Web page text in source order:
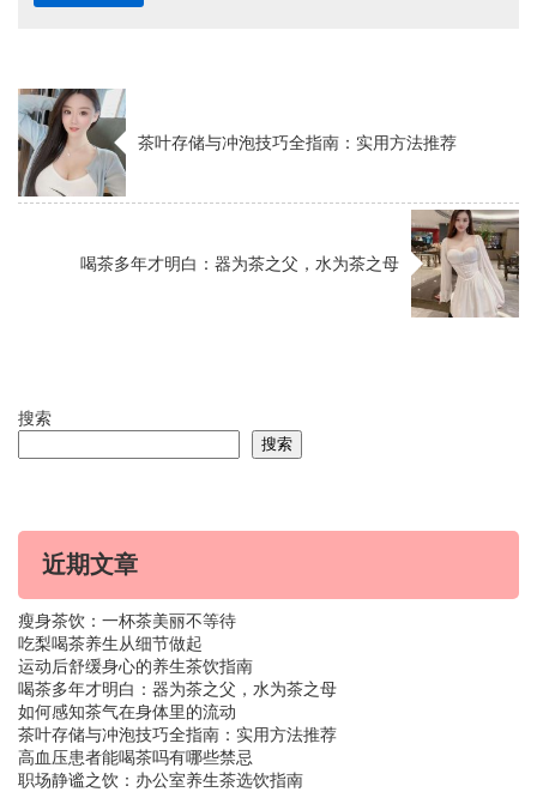
茶叶存储与冲泡技巧全指南：实用方法推荐
喝茶多年才明白：器为茶之父，水为茶之母
搜索
搜索
近期文章
瘦身茶饮：一杯茶美丽不等待
吃梨喝茶养生从细节做起
运动后舒缓身心的养生茶饮指南
喝茶多年才明白：器为茶之父，水为茶之母
如何感知茶气在身体里的流动
茶叶存储与冲泡技巧全指南：实用方法推荐
高血压患者能喝茶吗有哪些禁忌
职场静谧之饮：办公室养生茶选饮指南